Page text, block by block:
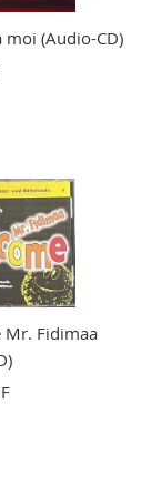
moi (Audio-CD)
Mr. Fidimaa